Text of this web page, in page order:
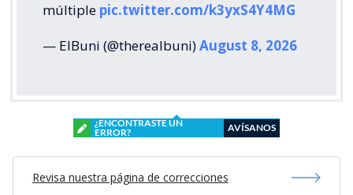
múltiple pic.twitter.com/k3yxS4Y4MG
— ElBuni (@therealbuni)August 8, 2026
¿ENCONTRASTE UN
ERROR?
AVÍSANOS
Revisa nuestra página de correcciones